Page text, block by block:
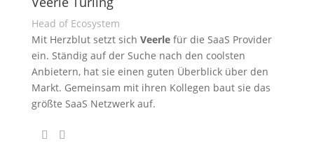
Head of Ecosystem
Mit Herzblut setzt sich Veerlefür die SaaS Provider
ein. Ständig auf der Suche nach den coolsten
Anbietern, hat sie einen guten Überblick über den
Markt. Gemeinsam mit ihren Kollegen baut sie das
größte SaaS Netzwerk auf.